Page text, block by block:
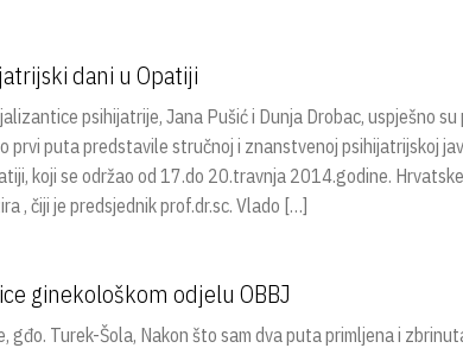
dani u Opatiji
psihijatrije, Jana Pušić i Dunja Drobac, uspješno
prvi puta predstavile stručnoj i znanstvenoj psihijatrijskoj
koji se održao od 17.do 20.travnja 2014.godine.
, čiji je predsjednik prof.dr.sc. Vlado […]
ginekološkom odjelu OBBJ
gđo. Turek-Šola, Nakon što sam dva puta primljena i